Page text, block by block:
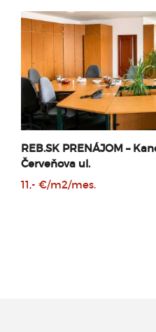
REB.SK PRENÁJOM –
Červeňova ul.
11,- €/m2/mes.